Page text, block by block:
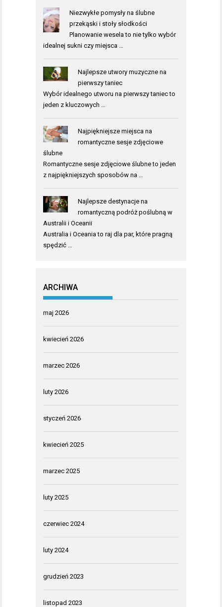
Niezwykłe pomysły na ślubne
przekąski i stoły słodkości
Planowanie wesela to nie tylko wybór
idealnej sukni czy miejsca …
Najlepsze utwory muzyczne na
pierwszy taniec
Wybór idealnego utworu na pierwszy taniec to
jeden z kluczowych …
Najpiękniejsze miejsca na
romantyczne sesje zdjęciowe
ślubne
Romantyczne sesje zdjęciowe ślubne to jeden
z najpiękniejszych sposobów na …
Najlepsze destynacje na
romantyczną podróż poślubną w
Australii i Oceanii
Australia i Oceania to raj dla par, które pragną
spędzić …
ARCHIWA
maj 2026
kwiecień 2026
marzec 2026
luty 2026
styczeń 2026
kwiecień 2025
marzec 2025
luty 2025
czerwiec 2024
luty 2024
grudzień 2023
listopad 2023